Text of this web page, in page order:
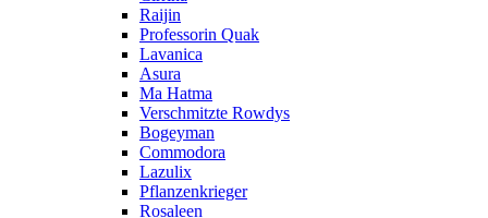
Raijin
Professorin Quak
Lavanica
Asura
Ma Hatma
Verschmitzte Rowdys
Bogeyman
Commodora
Lazulix
Pflanzenkrieger
Rosaleen